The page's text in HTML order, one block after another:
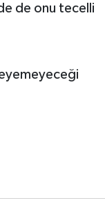
de onu tecelli